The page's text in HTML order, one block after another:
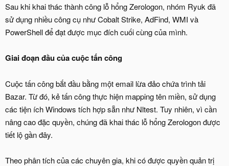
Sau khi khai thác thành công lỗ hổng Zerologon, nhóm Ryuk đã
sử dụng nhiều công cụ như Cobalt Strike, AdFind, WMI và
PowerShell để đạt được mục đích cuối cùng của mình.
Giai đoạn đầu của cuộc tấn công
Cuộc tấn công bắt đầu bằng một email lừa đảo chứa trình tải
Bazar. Từ đó, kẻ tấn công thực hiện mapping tên miền, sử dụng
các tiện ích Windows tích hợp sẵn như Nltest. Tuy nhiên, vì cần
nâng cao đặc quyền, chúng đã khai thác lỗ hổng Zerologon được
tiết lộ gần đây.
Theo phân tích của các chuyên gia, khi có được quyền quản trị